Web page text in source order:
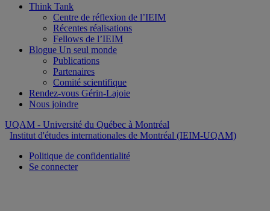
Think Tank
Centre de réflexion de l’IEIM
Récentes réalisations
Fellows de l’IEIM
Blogue Un seul monde
Publications
Partenaires
Comité scientifique
Rendez-vous Gérin-Lajoie
Nous joindre
UQAM - Université du Québec à Montréal
Institut d'études internationales de Montréal (IEIM-UQAM)
Politique de confidentialité
Se connecter